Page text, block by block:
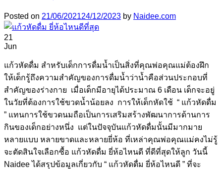
Posted on 21/06/202124/12/2023 by Naidee.com
21
Jun
แก้วหัดดื่ม สำหรับเด็กการดื่มน้ำเป็นสิ่งที่คุณพ่อคุณแม่ต้องฝึก
ให้เด็กรู้ถึงความสำคัญของการดื่มน้ำว่าน้ำคือส่วนประกอบที่
สำคัญของร่างกาย เมื่อเด็กมีอายุได้ประมาณ 6 เดือน เด็กจะอยู่
ในวัยที่ต้องการใช้ขวดน้ำน้อยลง การให้เด็กหัดใช้ “ แก้วหัดดื่ม
” แทนการใช้ขวดนมถือเป็นการเสริมสร้างพัฒนาการด้านการ
กินของเด็กอย่างหนึ่ง แต่ในปัจจุบันแก้วหัดดื่มนั้นมีมากมาย
หลายแบบ หลายขาดและหลายยี่ห้อ ที่เหล่าคุณพ่อคุณแม่คงไม่รู้
จะตัดสินใจเลือกซื้อ แก้วหัดดื่ม ยี่ห้อไหนดี ที่ดีที่สุดให้ลูก วันนี้
Naidee ได้สรุปข้อมูลเกี่ยวกับ “ แก้วหัดดื่ม ยี่ห้อไหนดี ” ที่จะ